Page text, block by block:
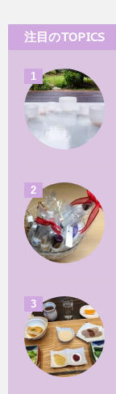
注目のTOPICS
1
2
3